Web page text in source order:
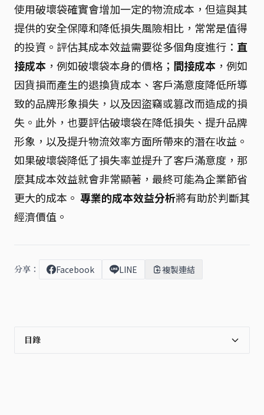
使用破壞袋確實會增加一定的物流成本，但這與其
提供的安全保障和降低損失風險相比，常常是值得
的投資。評估其成本效益需要從多個角度進行： 直
接成本 ，例如破壞袋本身的價格； 間接成本 ，例如
因貨損而產生的退換貨成本、客戶滿意度降低所導
致的品牌形象損失，以及因盜竊或篡改而造成的損
失。此外，也要評估破壞袋在降低損失、提升品牌
形象，以及提升物流效率方面所帶來的潛在收益。
如果破壞袋降低了損失率並提升了客戶滿意度，那
麼其成本效益就會非常顯著，最終可能為企業節省
更大的成本。 專業的成本效益分析將有助於判斷其
經濟價值。
分享： Facebook LINE 複製連結
目錄